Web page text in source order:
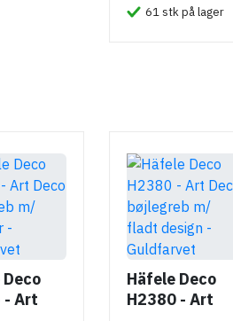
61 stk på lager
- Art
Häfele Deco
H2380 - Art